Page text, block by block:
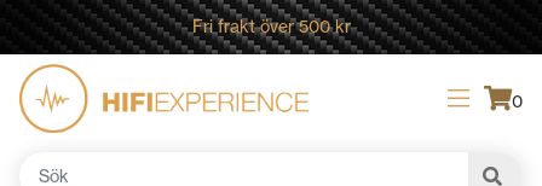
Fri frakt över 500 kr
0
Sök